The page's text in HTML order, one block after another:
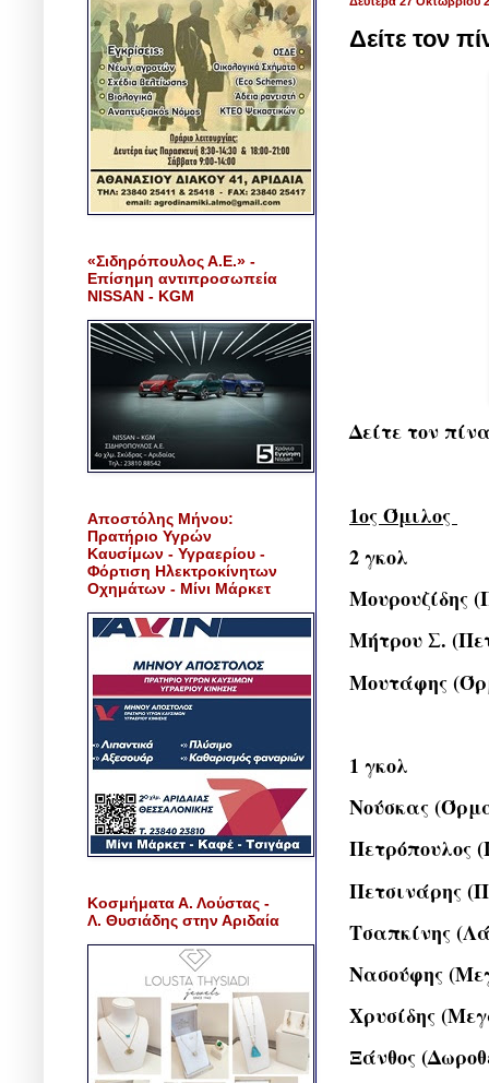
Δείτε τον
Δείτε τον
1ος Όμιλος
2 γκολ
Μουρουζίδης
Μήτρου Σ.
Μουτάφης
1 γκολ
Νούσκας
Πετρόπουλος
Πετσινάρης
Τσαπκίνης
Νασούφης
Χρυσίδης
Ξάνθος
«Σιδηρόπουλος Α.Ε.» -
Επίσημη αντιπροσωπεία
NISSAN - KGM
Αποστόλης Μήνου:
Πρατήριο Υγρών
Καυσίμων - Υγραερίου -
Φόρτιση Ηλεκτροκίνητων
Οχημάτων - Μίνι Μάρκετ
Κοσμήματα Α. Λούστας -
Λ. Θυσιάδης στην Αριδαία